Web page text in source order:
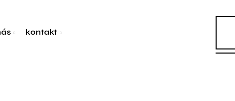
kontakt